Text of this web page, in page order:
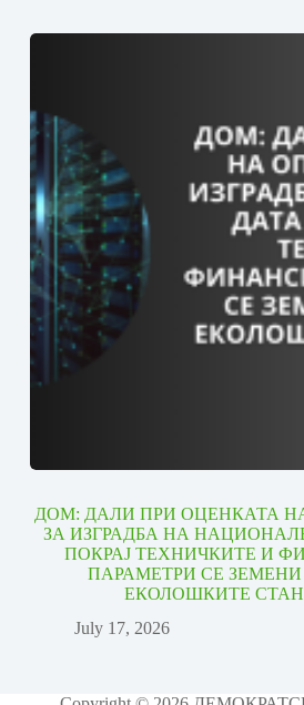
ДОМ: ДАЛИ ПРИ ОЦЕНКАТА
ЗА ИЗГРАДБА НА
ПОКРАЈ ТЕХНИЧКИТЕ И
ПАРАМЕТРИ СЕ
ЕКОЛОШКИТЕ
July 17, 2026